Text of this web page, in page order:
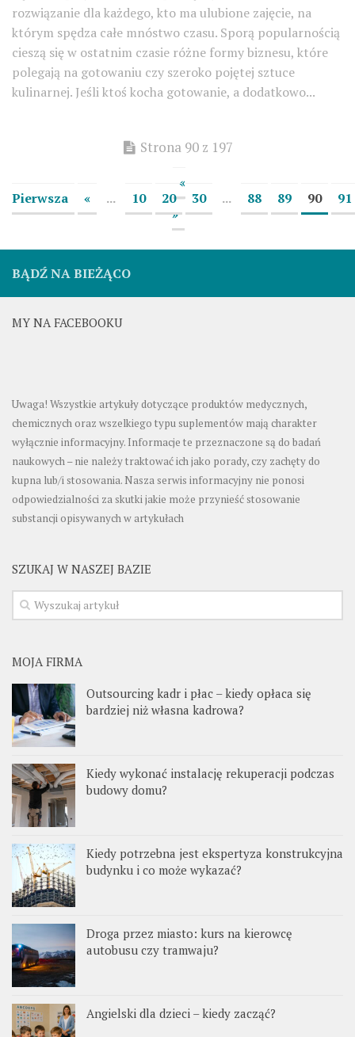
rozwiązanie dla każdego, kto ma ulubione zajęcie, na
którym spędza całe mnóstwo czasu. Sporą popularnością
cieszą się w ostatnim czasie różne formy biznesu, które
polegają na gotowaniu czy szeroko pojętej sztuce
kulinarnej. Jeśli ktoś kocha gotowanie, a dodatkowo...
Strona 90 z 197
«
Pierwsza
« ... 10 20 30 ... 88 89 90
91
»
BĄDŹ NA BIEŻĄCO
MY NA FACEBOOKU
Uwaga! Wszystkie artykuły dotyczące produktów medycznych,
chemicznych oraz wszelkiego typu suplementów mają charakter
wyłącznie informacyjny. Informacje te przeznaczone są do badań
naukowych – nie należy traktować ich jako porady, czy zachęty do
kupna lub/i stosowania. Nasza serwis informacyjny nie ponosi
odpowiedzialności za skutki jakie może przynieść stosowanie
substancji opisywanych w artykułach
SZUKAJ W NASZEJ BAZIE
MOJA FIRMA
Outsourcing kadr i płac – kiedy opłaca się
bardziej niż własna kadrowa?
Kiedy wykonać instalację rekuperacji podczas
budowy domu?
Kiedy potrzebna jest ekspertyza konstrukcyjna
budynku i co może wykazać?
Droga przez miasto: kurs na kierowcę
autobusu czy tramwaju?
Angielski dla dzieci – kiedy zacząć?